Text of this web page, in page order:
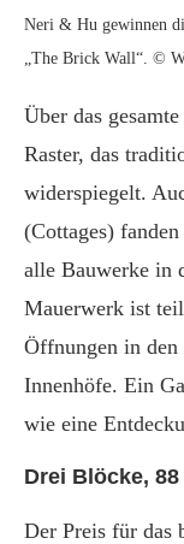
Neri & Hu gewinnen
„The Brick Wall“. ©
Über das
Raster, das
widerspiegelt.
(Cottages)
alle Bauwerke in
Mauerwerk ist
Öffnungen in
Innenhöfe. Ein
wie eine
Drei Blöcke,
Der Preis für das